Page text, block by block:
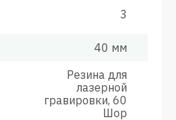
3
40 мм
Резина для
лазерной
гравировки, 60
Шор